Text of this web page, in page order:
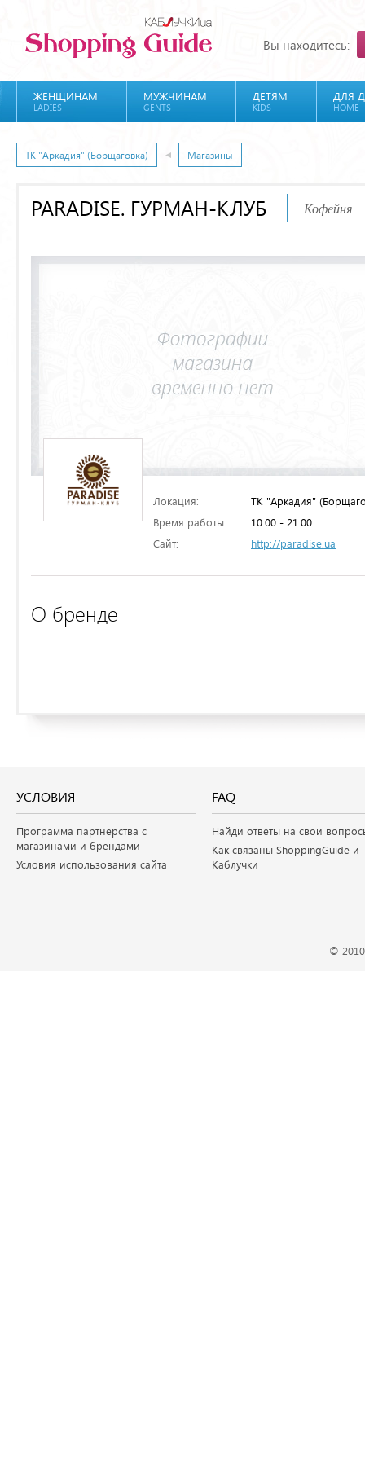
Вы находитесь:
ЖЕНЩИНАМ
LADIES
МУЖЧИНАМ
GENTS
ДЕТЯМ
KIDS
ДЛЯ
HOME
ТК "Аркадия" (Борщаговка) Магазины
PARADISE. ГУРМАН-КЛУБ Кофейня
Локация:
ТК "Аркадия"
Время работы:
10:00 - 21:00
Сайт:
http://paradise.ua
О бренде
УСЛОВИЯ
Программа партнерства с
магазинами и брендами
Условия использования сайта
FAQ
Найди ответы на свои
Как связаны ShoppingGuide и
Каблучки
©